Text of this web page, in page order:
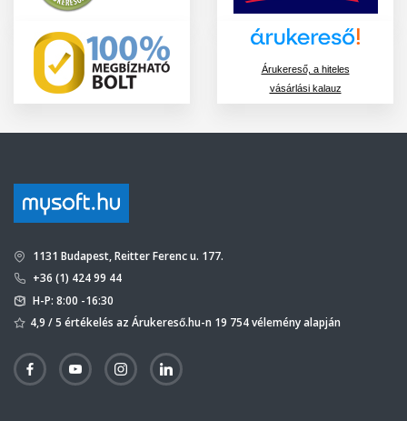
Árukereső, a hiteles
vásárlási kalauz
1131 Budapest, Reitter Ferenc u. 177.
+36 (1) 424 99 44
H-P: 8:00 -16:30
4,9 / 5 értékelés az Árukereső.hu-n 19 754 vélemény alapján